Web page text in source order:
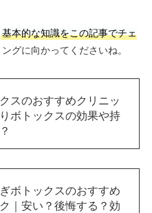
基本的な知識をこの記事でチェ
グに向かってくださいね。
スのおすすめクリニッ
ボトックスの効果や持
ボトックスのおすすめ
｜安い？後悔する？効